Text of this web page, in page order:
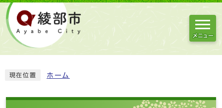
メニュー
現在位置 ホーム